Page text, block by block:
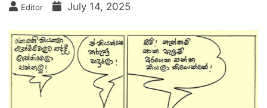
Editor July 14, 2025